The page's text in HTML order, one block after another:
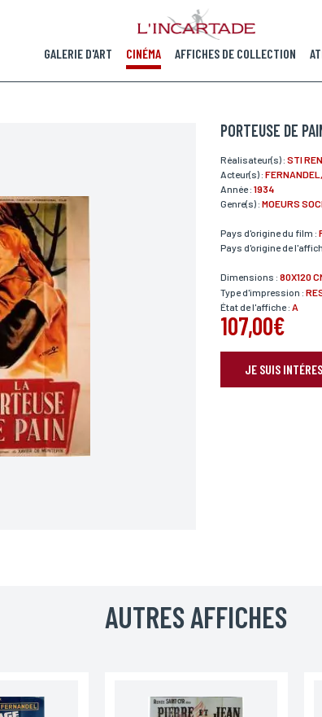
GALERIE D'ART CINÉMA AFFICHES DE COLLECTION
PORTEUSE DE
Réalisateur(s) : STI
Acteur(s) :
Année : 1934
Genre(s) : MOEURS
Pays d'origine du film :
Pays d'origine de
Dimensions : 80X120
Type d'impression :
État de l'affiche : A
107,00€
JE SUIS
AUTRES AFFICHES